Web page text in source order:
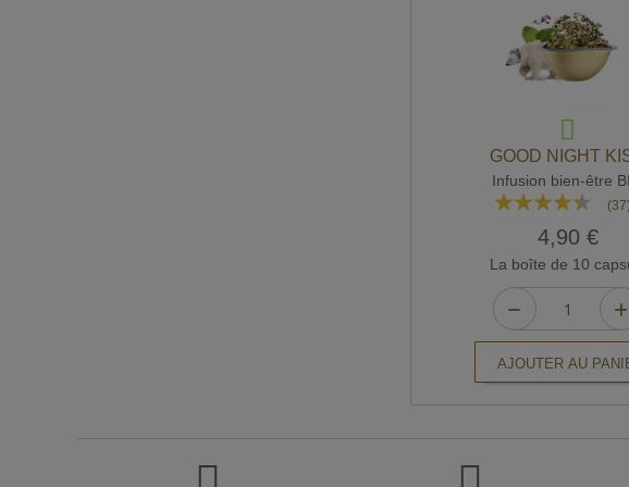
GOOD NIGHT
Infusion bien-être
Rating:
(37)
4,90 €
La boîte de 10
AJOUTER AU